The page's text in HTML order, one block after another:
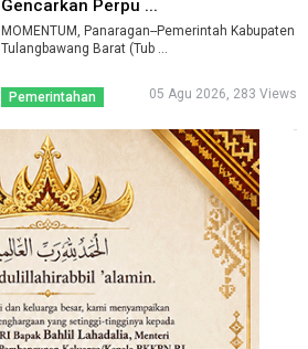
Gencarkan Perpu ...
MOMENTUM, Panaragan--Pemerintah Kabupaten
Tulangbawang Barat (Tub ...
Pemerintahan 05 Agu 2026, 283 Views